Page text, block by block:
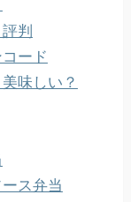
判
ード
味しい？
ス弁当